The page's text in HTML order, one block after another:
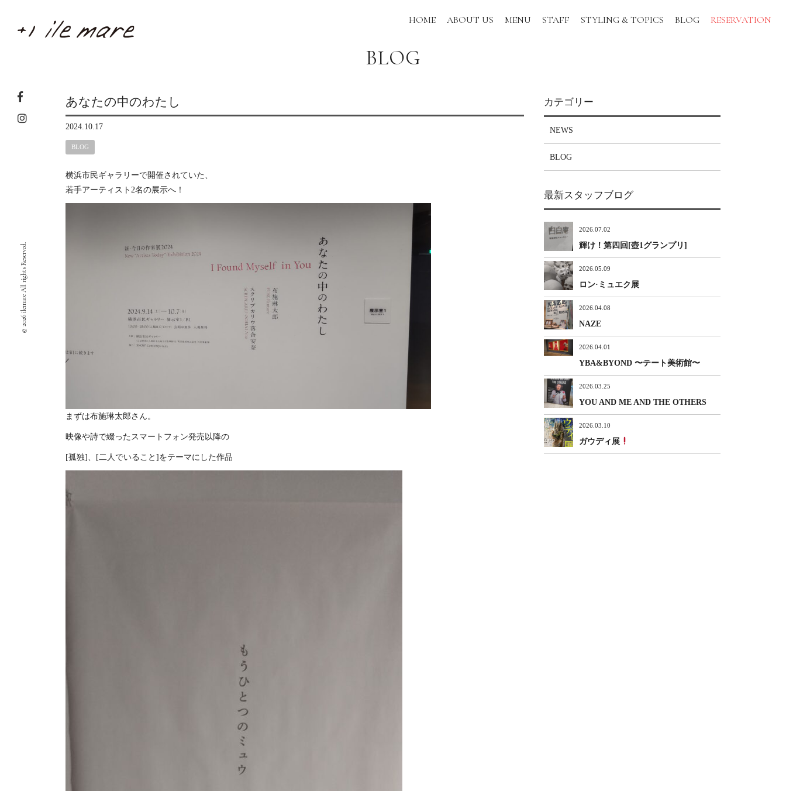
HOME ABOUT US MENU STAFF STYLING & TOPICS BLOG RESERVATION
© 2026 ilemare All rights Reserved.
BLOG
あなたの中のわたし
2024.10.17
BLOG
横浜市民ギャラリーで開催されていた、
若手アーティスト2名の展示へ！
まずは布施琳太郎さん。
映像や詩で綴ったスマートフォン発売以降の
[孤独]、[二人でいること]をテーマにした作品
カテゴリー
NEWS
BLOG
最新スタッフブログ
2026.07.02
輝け！第四回[壺1グランプリ]
2026.05.09
ロン·ミュエク展
2026.04.08
NAZE
2026.04.01
YBA&BYOND 〜テート美術館〜
2026.03.25
YOU AND ME AND THE OTHERS
2026.03.10
ガウディ展